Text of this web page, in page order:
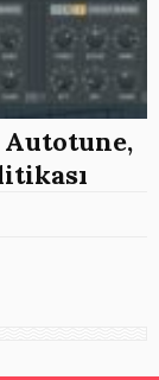
Autotune,